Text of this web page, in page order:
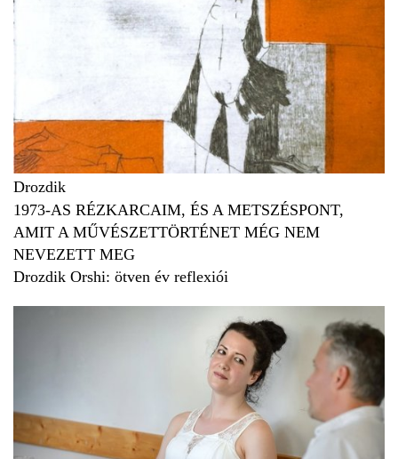
Drozdik
1973-AS RÉZKARCAIM, ÉS A METSZÉSPONT,
AMIT A MŰVÉSZETTÖRTÉNET MÉG NEM
NEVEZETT MEG
Drozdik Orshi: ötven év reflexiói